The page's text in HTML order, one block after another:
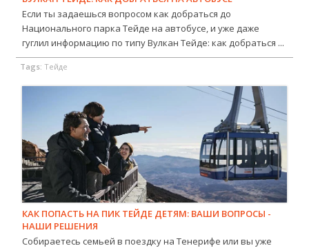
Если ты задаешься вопросом как добраться до
Национального парка Тейде на автобусе, и уже даже
гуглил информацию по типу Вулкан Тейде: как добраться ...
Tags: Тейде
КАК ПОПАСТЬ НА ПИК ТЕЙДЕ ДЕТЯМ: ВАШИ ВОПРОСЫ -
НАШИ РЕШЕНИЯ
Собираетесь семьей в поездку на Тенерифе или вы уже